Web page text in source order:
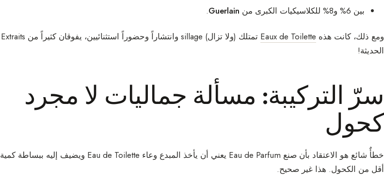
بين 6% و8% للكلاسيكيات الكبرى من
Guerlain
.
ومع ذلك، كانت هذه Eaux de Toilette
تمتلك (ولا تزال) sillage وانتشاراً وحضوراً استثنائيين، يفوقان كثيراً من Extraits
الحديثة!
سرّ التركيبة: مسألة جماليات لا مجرد
كحول
خطأٌ شائع هو الاعتقاد بأن صنع Eau de Parfum يعني أن يأخذ المبدع وعاء Eau de Toilette ويضيف إليه ببساطة كمية
أقل من الكحول. هذا غير صحيح.